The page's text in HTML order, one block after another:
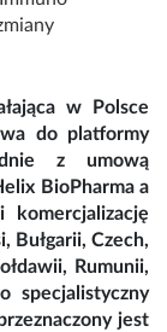
w Polsce
do platformy
z umową
BioPharma a
Bułgarii, Czech,
Rumunii,
specjalistyczny
jest